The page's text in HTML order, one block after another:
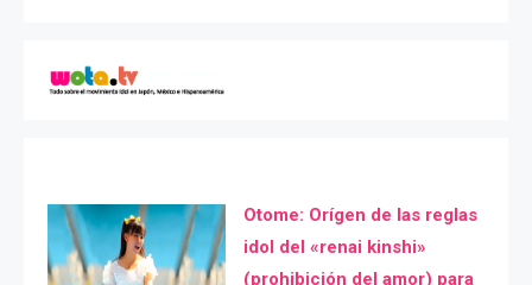
Otome: Orígen de las reglas
idol del «renai kinshi»
(prohibición del amor) para